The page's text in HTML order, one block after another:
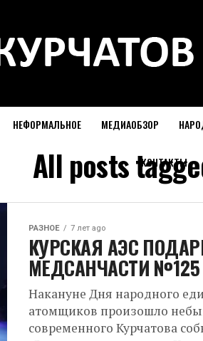
НЕФОРМАЛЬНОЕ МЕДИАОБЗОР
КОНТАКТЫ
All posts
РАЗНОЕ 7 лет ago
КУРСКАЯ АЭС
МЕДСАНЧАСТИ
Накануне Дня народного
атомщиков произошло
современного Курчатова